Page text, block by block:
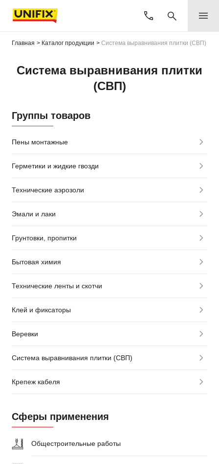
Главная Каталог продукции Система выравнивания плитки (СВП)
Система выравнивания плитки
(СВП)
Группы товаров
Пены монтажные
Герметики и жидкие гвозди
Технические аэрозоли
Эмали и лаки
Грунтовки, пропитки
Бытовая химия
Технические ленты и скотчи
Клей и фиксаторы
Веревки
Система выравнивания плитки (СВП)
Крепеж кабеля
Сферы применения
Общестроительные работы